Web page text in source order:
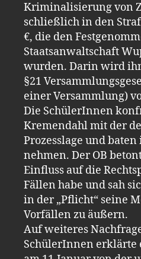
Kriminalisierung von
schließlich in den
€, die den
Staatsanwaltschaft
wurden. Darin wird
§21
einer Versammlung)
Die SchülerInnen
Kremendahl mit der
Prozesslage und
nehmen. Der OB
Einfluss auf die
Fällen habe und sah
in der „Pflicht“ seine
Vorfällen zu äußern.
Auf weiteres
SchülerInnen erklärte